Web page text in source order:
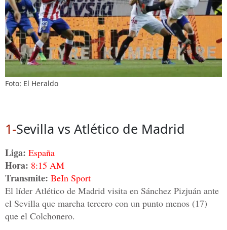
Foto: El Heraldo
1-Sevilla vs Atlético de Madrid
Liga: España
Hora: 8:15 AM
Transmite: BeIn Sport
El líder Atlético de Madrid visita en Sánchez Pizjuán ante
el Sevilla que marcha tercero con un punto menos (17)
que el Colchonero.